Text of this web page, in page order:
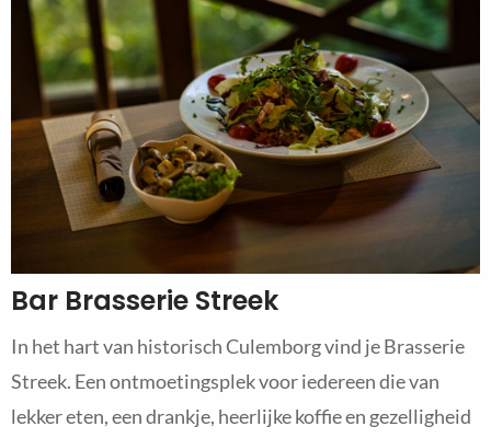
Bar Brasserie Streek
In het hart van historisch Culemborg vind je Brasserie
Streek. Een ontmoetingsplek voor iedereen die van
lekker eten, een drankje, heerlijke koffie en gezelligheid